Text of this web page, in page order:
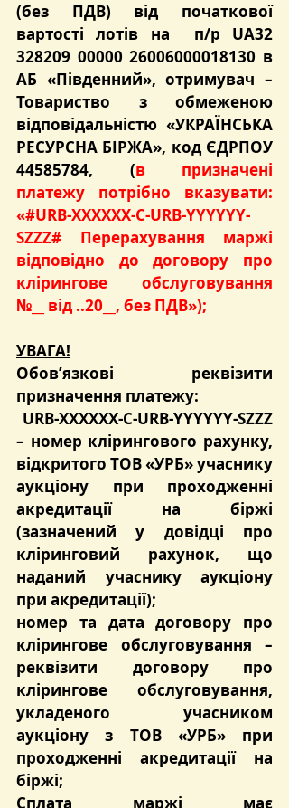
(без ПДВ) від початкової
вартості лотів на  п/р UA32
328209 00000 26006000018130 в
АБ «Південний», отримувач –
Товариство з обмеженою
відповідальністю «УКРАЇНСЬКА
РЕСУРСНА БІРЖА», код ЄДРПОУ
44585784, (в призначені
платежу потрібно вказувати:
«#URB-XXXXXX-C-URB-YYYYYY-
SZZZ# Перерахування маржі
відповідно до договору про
клірингове обслуговування
№__ від ..20__, без ПДВ»);
УВАГА!
Обов’язкові реквізити
призначення платежу:
URB-XXXXXX-C-URB-YYYYYY-SZZZ
– номер клірингового рахунку,
відкритого ТОВ «УРБ» учаснику
аукціону при проходженні
акредитації на біржі
(зазначений у довідці про
кліринговий рахунок, що
наданий учаснику аукціону
при акредитації);
номер та дата договору про
клірингове обслуговування –
реквізити договору про
клірингове обслуговування,
укладеного учасником
аукціону з ТОВ «УРБ» при
проходженні акредитації на
біржі;
Сплата маржі має